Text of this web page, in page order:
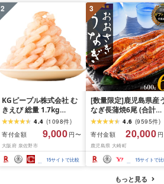
2
KGピープル株式会社 む
きえび 総量 1.7kg
(850g×2P) 特大 5Lサイ
ズ バナメイエビ バラ凍
結 下処理不要 サイズ不
揃い 訳あり
4.4 (1098件)
寄付金額
9,000 円〜
大阪府 泉佐野市
15サイトで比較
3
[数量限定]鹿児島県産
なぎ長蒲焼6尾 (合計
600g以上)4.6 (9595件)
寄付金額
20,000
鹿児島県 大崎町
15サイトで
もっと見る